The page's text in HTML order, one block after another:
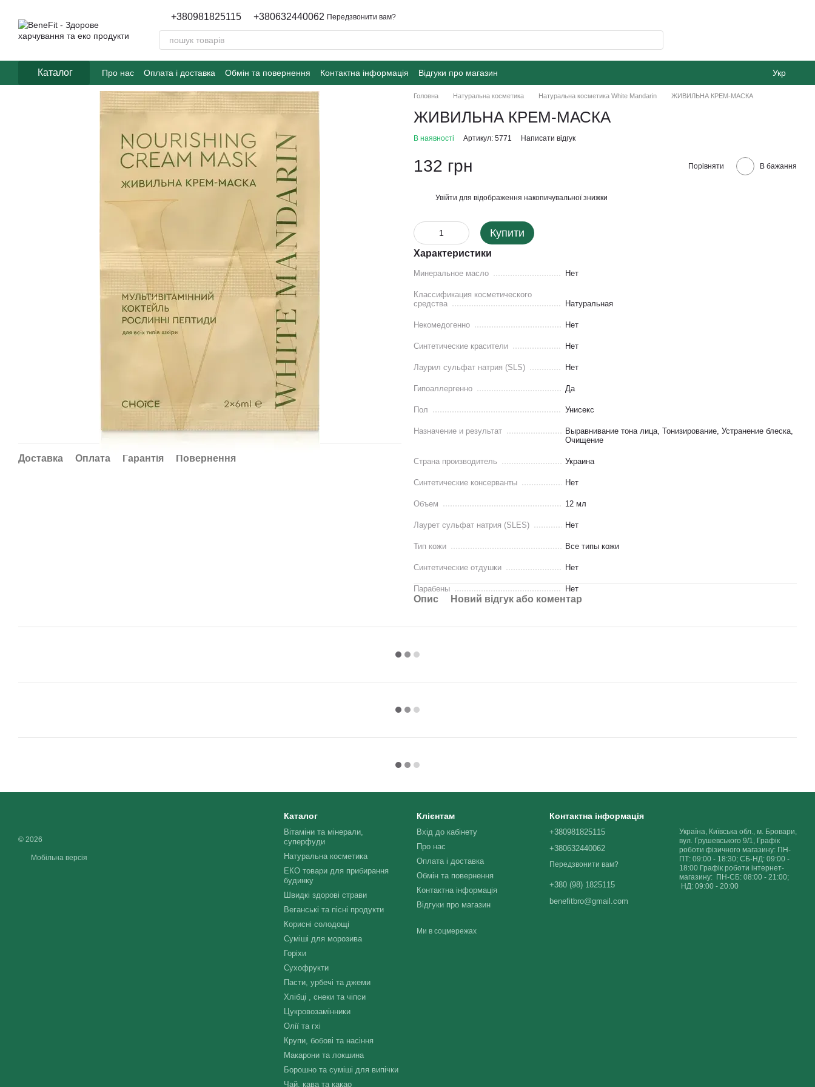
+380981825115 +380632440062 Передзвонити вам?
Каталог Про нас Оплата і доставка Обмін та повернення Контактна інформація Відгуки про магазин Укр
Доставка Оплата Гарантія Повернення
Головна Натуральна косметика Натуральна косметика White Mandarin ЖИВИЛЬНА КРЕМ-МАСКА
ЖИВИЛЬНА КРЕМ-МАСКА
В наявності Артикул: 5771 Написати відгук
132 грн Порівняти В бажання
Увійти для відображення накопичувальної знижки
Купити
Характеристики
Минеральное масло Нет
Классификация косметического
средства
Натуральная
Некомедогенно Нет
Синтетические красители Нет
Лаурил сульфат натрия (SLS) Нет
Гипоаллергенно Да
Пол Унисекс
Назначение и результат
Выравнивание тона лица, Тонизирование, Устранение блеска,
Очищение
Страна производитель Украина
Синтетические консерванты Нет
Объем 12 мл
Лаурет сульфат натрия (SLES) Нет
Тип кожи Все типы кожи
Синтетические отдушки Нет
Парабены Нет
Опис Новий відгук або коментар
© 2026
Мобільна версія
Каталог
Вітаміни та мінерали,
суперфуди
Натуральна косметика
ЕКО товари для прибирання
будинку
Швидкі здорові страви
Веганські та пісні продукти
Корисні солодощі
Суміші для морозива
Горіхи
Сухофрукти
Пасти, урбечі та джеми
Хлібці , снеки та чіпси
Цукровозамінники
Олії та гхі
Крупи, бобові та насіння
Макарони та локшина
Борошно та суміші для випічки
Чай, кава та какао
Клієнтам
Вхід до кабінету
Про нас
Оплата і доставка
Обмін та повернення
Контактна інформація
Відгуки про магазин
Ми в соцмережах
Контактна інформація
+380981825115
+380632440062
Передзвонити вам?
+380 (98) 1825115
benefitbro@gmail.com
Україна, Київська обл., м. Бровари,
вул. Грушевського 9/1, Графік
роботи фізичного магазину: ПН-
ПТ: 09:00 - 18:30; СБ-НД: 09:00 -
18:00 Графік роботи інтернет-
магазину: ПН-СБ: 08:00 - 21:00;
НД: 09:00 - 20:00